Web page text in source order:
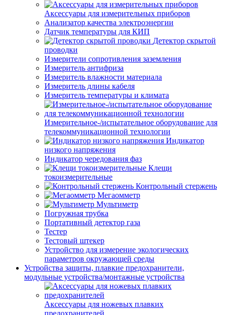
Аксессуары для измерительных приборов
Анализатор качества электроэнергии
Датчик температуры для КИП
Детектор скрытой
проводки
Измерители сопротивления заземления
Измеритель антифриза
Измеритель влажности материала
Измеритель длины кабеля
Измеритель температуры и климата
Измерительное-/испытательное оборудование для
телекоммуникационной технологии
Индикатор
низкого напряжения
Индикатор чередования фаз
Клещи
токоизмерительные
Контрольный стержень
Мегаомметр
Мультиметр
Погружная трубка
Портативный детектор газа
Тестер
Тестовый штекер
Устройство для измерение экологических
параметров окружающей среды
Устройства защиты, плавкие предохранители,
модульные устройства/монтажные устройства
Аксессуары для ножевых плавких
предохранителей